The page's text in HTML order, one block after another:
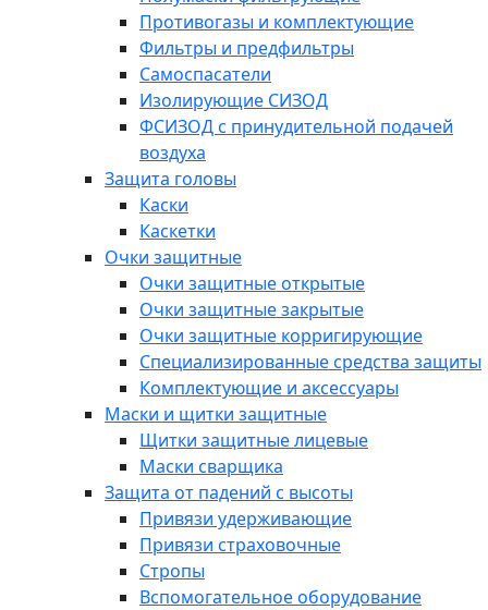
Противогазы и комплектующие
Фильтры и предфильтры
Самоспасатели
Изолирующие СИЗОД
ФСИЗОД с принудительной подачей
воздуха
Защита головы
Каски
Каскетки
Очки защитные
Очки защитные открытые
Очки защитные закрытые
Очки защитные корригирующие
Специализированные средства защиты
Комплектующие и аксессуары
Маски и щитки защитные
Щитки защитные лицевые
Маски сварщика
Защита от падений с высоты
Привязи удерживающие
Привязи страховочные
Стропы
Вспомогательное оборудование